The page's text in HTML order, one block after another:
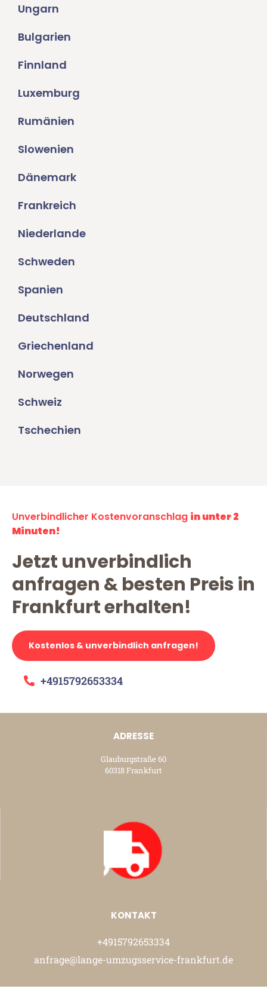
Ungarn
Bulgarien
Finnland
Luxemburg
Rumänien
Slowenien
Dänemark
Frankreich
Niederlande
Schweden
Spanien
Deutschland
Griechenland
Norwegen
Schweiz
Tschechien
Unverbindlicher Kostenvoranschlag in unter 2
Minuten!
Jetzt unverbindlich
anfragen & besten Preis in
Frankfurt erhalten!
Kostenlos & unverbindlich anfragen!
+4915792653334
ADRESSE
Glauburgstraße 60
60318 Frankfurt
KONTAKT
+4915792653334
anfrage@lange-umzugsservice-frankfurt.de